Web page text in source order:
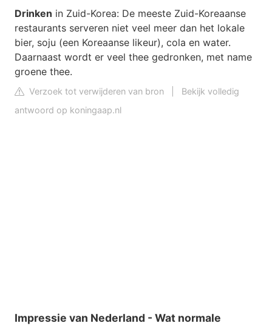
Drinken in Zuid-Korea: De meeste Zuid-Koreaanse
restaurants serveren niet veel meer dan het lokale
bier, soju (een Koreaanse likeur), cola en water.
Daarnaast wordt er veel thee gedronken, met name
groene thee.
Verzoek tot verwijderen van bron
Bekijk volledig
antwoord op koningaap.nl
Impressie van Nederland - Wat normale